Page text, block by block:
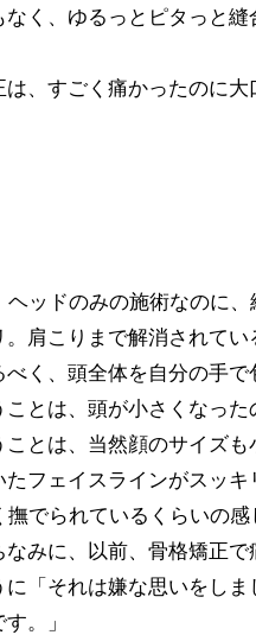
く、ゆるっとピタっと
、すごく痛かったのに大
ッドのみの施術なのに、
肩こりまで解消されてい
く、頭全体を自分の手で
とは、頭が小さくなった
とは、当然顔のサイズも
フェイスラインがスッキ
でられているくらいの感
みに、以前、骨格矯正
「それは嫌な思いをし
。」